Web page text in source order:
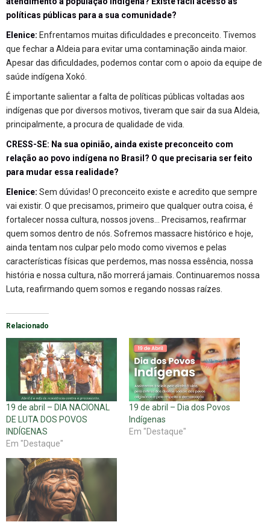
políticas públicas para a sua comunidade?
Elenice: Enfrentamos muitas dificuldades e preconceito. Tivemos
que fechar a Aldeia para evitar uma contaminação ainda maior.
Apesar das dificuldades, podemos contar com o apoio da equipe de
saúde indígena Xokó.
É importante salientar a falta de políticas públicas voltadas aos
indígenas que por diversos motivos, tiveram que sair da sua Aldeia,
principalmente, a procura de qualidade de vida.
CRESS-SE: Na sua opinião, ainda existe preconceito com
relação ao povo indígena no Brasil? O que precisaria ser feito
para mudar essa realidade?
Elenice: Sem dúvidas! O preconceito existe e acredito que sempre
vai existir. O que precisamos, primeiro que qualquer outra coisa, é
fortalecer nossa cultura, nossos jovens… Precisamos, reafirmar
quem somos dentro de nós. Sofremos massacre histórico e hoje,
ainda tentam nos culpar pelo modo como vivemos e pelas
características físicas que perdemos, mas nossa essência, nossa
história e nossa cultura, não morrerá jamais. Continuaremos nossa
Luta, reafirmando quem somos e regando nossas raízes.
Relacionado
19 de abril – DIA NACIONAL
DE LUTA DOS POVOS
INDÍGENAS
Em "Destaque"
19 de abril – Dia dos Povos
Indígenas
Em "Destaque"